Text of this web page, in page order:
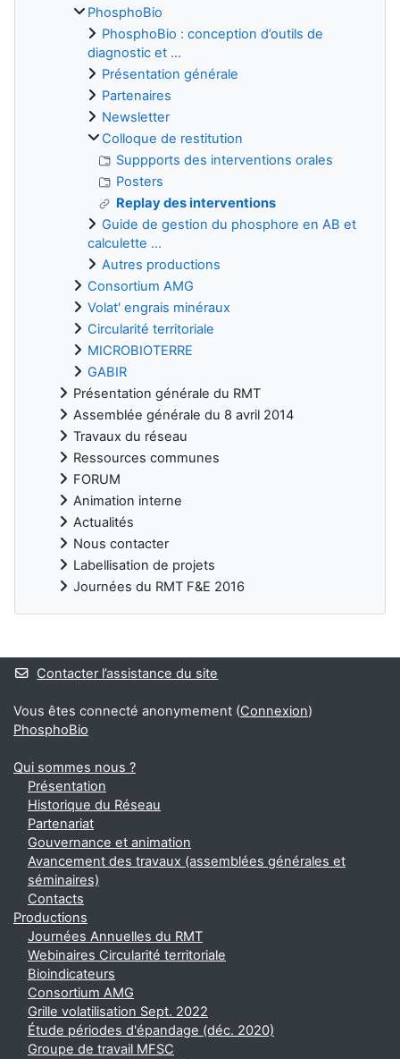
PhosphoBio
PhosphoBio : conception d’outils de
diagnostic et ...
Présentation générale
Partenaires
Newsletter
Colloque de restitution
Suppports des interventions orales
Posters
Replay des interventions
Guide de gestion du phosphore en AB et
calculette ...
Autres productions
Consortium AMG
Volat' engrais minéraux
Circularité territoriale
MICROBIOTERRE
GABIR
Présentation générale du RMT
Assemblée générale du 8 avril 2014
Travaux du réseau
Ressources communes
FORUM
Animation interne
Actualités
Nous contacter
Labellisation de projets
Journées du RMT F&E 2016
Blocs
Contacter l’assistance du site
Vous êtes connecté anonymement (Connexion)
PhosphoBio
Qui sommes nous ?
Présentation
Historique du Réseau
Partenariat
Gouvernance et animation
Avancement des travaux (assemblées générales et
séminaires)
Contacts
Productions
Journées Annuelles du RMT
Webinaires Circularité territoriale
Bioindicateurs
Consortium AMG
Grille volatilisation Sept. 2022
Étude périodes d'épandage (déc. 2020)
Groupe de travail MFSC